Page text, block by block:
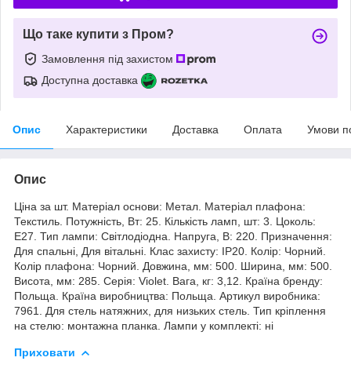
Що таке купити з Пром?
Замовлення під захистом
Доступна доставка
Опис Характеристики Доставка Оплата Умови
Опис
Ціна за шт. Матеріал основи: Метал. Матеріал плафона:
Текстиль. Потужність, Вт: 25. Кількість ламп, шт: 3. Цоколь:
E27. Тип лампи: Світлодіодна. Напруга, В: 220. Призначення:
Для спальні, Для вітальні. Клас захисту: IP20. Колір: Чорний.
Колір плафона: Чорний. Довжина, мм: 500. Ширина, мм: 500.
Висота, мм: 285. Серія: Violet. Вага, кг: 3,12. Країна бренду:
Польща. Країна виробництва: Польща. Артикул виробника:
7961. Для стель натяжних, для низьких стель. Тип кріплення
на стелю: монтажна планка. Лампи у комплекті: ні
Приховати